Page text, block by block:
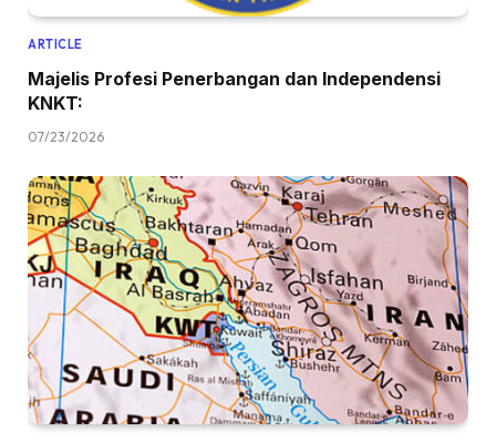
ARTICLE
Majelis Profesi Penerbangan dan Independensi
KNKT:
07/23/2026